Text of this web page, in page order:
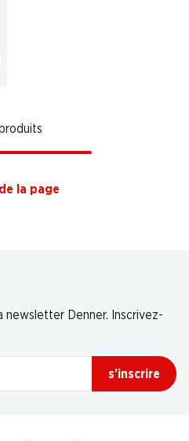
la page
newsletter Denner. Inscrivez-
s’inscrire